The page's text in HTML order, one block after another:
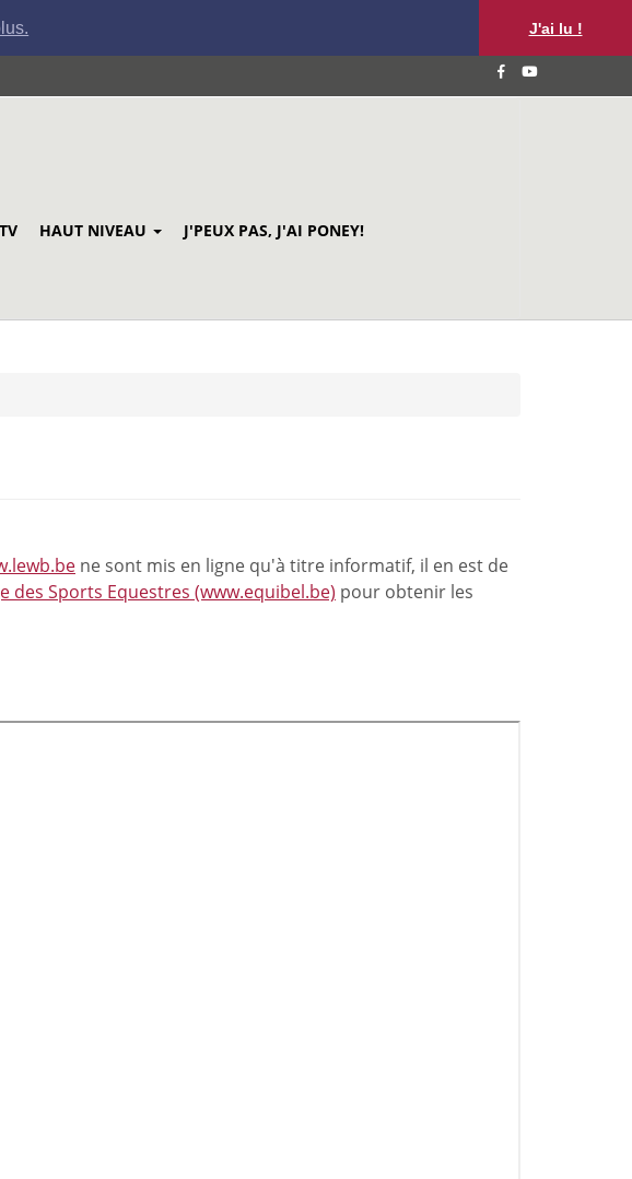
J'ai lu !
HAUT NIVEAU J'PEUX PAS, J'AI PONEY!
ne sont mis en ligne qu'à titre informatif, il en est de
des Sports Equestres (www.equibel.be) pour obtenir les